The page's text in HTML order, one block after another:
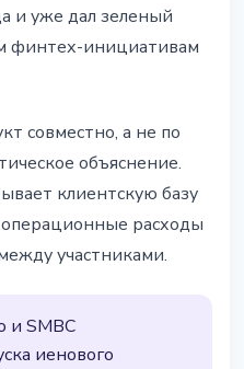
и уже дал зеленый
финтех-инициативам
совместно, а не по
объяснение.
клиентскую базу
операционные расходы
участниками.
и SMBC
иенового